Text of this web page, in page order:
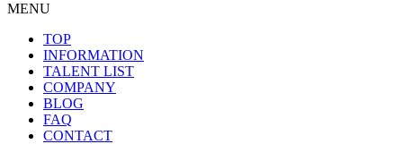
MENU
TOP
INFORMATION
TALENT LIST
COMPANY
BLOG
FAQ
CONTACT